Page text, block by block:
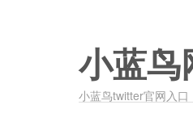
小蓝鸟
小蓝鸟twitter官网入口